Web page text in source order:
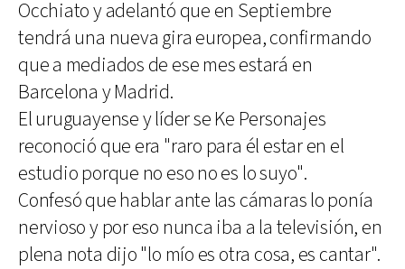
Occhiato y adelantó que en Septiembre
tendrá una nueva gira europea, confirmando
que a mediados de ese mes estará en
Barcelona y Madrid.
El uruguayense y líder se Ke Personajes
reconoció que era "raro para él estar en el
estudio porque no eso no es lo suyo".
Confesó que hablar ante las cámaras lo ponía
nervioso y por eso nunca iba a la televisión, en
plena nota dijo "lo mío es otra cosa, es cantar".